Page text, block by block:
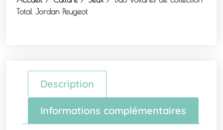
Total Jordan Peugeot
Description
Informations complémentaires